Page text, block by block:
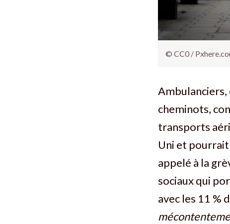
© CC0 /
cheminots,
transports
Uni et
appelé à la
sociaux qui
avec les 11 %